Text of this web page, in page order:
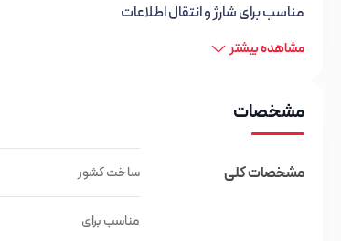
مناسب برای شارژ و انتقال اطلاعات
طول کابل 110 سانتیمتر
میزان جریان خروجی 5.0 آمپر
پشتیبانی از شارژ سریع
مشاهده بیشتر
مشخصات
مشخصات کلی ساخت کشور
مناسب برای